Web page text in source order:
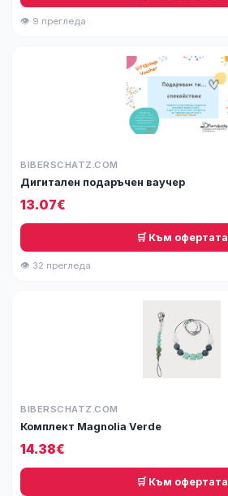
👁 9 прегледа
BIBERSCHATZ.COM
Дигитален подаръчен ваучер
13.07€
🛒 Към офертата
👁 32 прегледа
BIBERSCHATZ.COM
Комплект Magnolia Verde
14.38€
🛒 Към офертата